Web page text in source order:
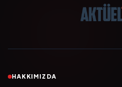
HAKKIMIZDA